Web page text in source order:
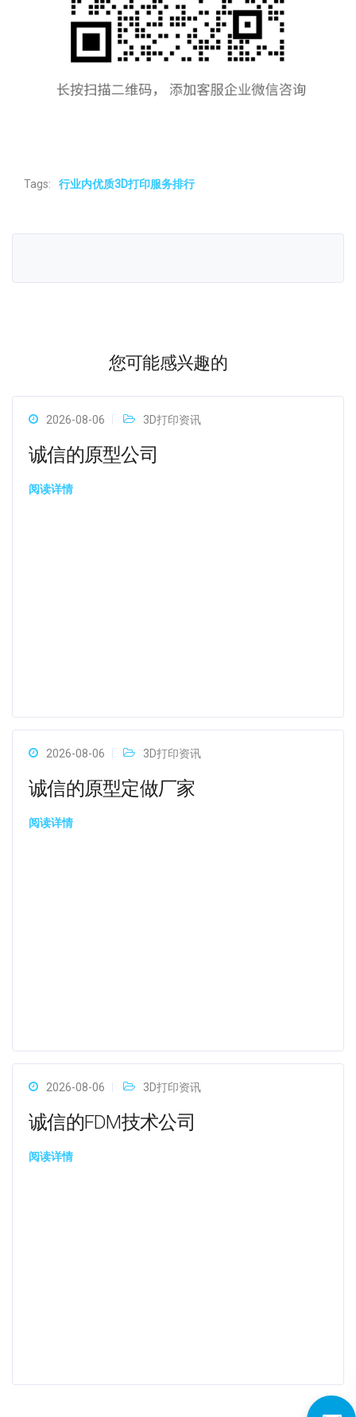
Tags: 行业内优质3D打印服务排行
您可能感兴趣的
2026-08-06 3D打印资讯
诚信的原型公司
阅读详情
2026-08-06 3D打印资讯
诚信的原型定做厂家
阅读详情
2026-08-06 3D打印资讯
诚信的FDM技术公司
阅读详情